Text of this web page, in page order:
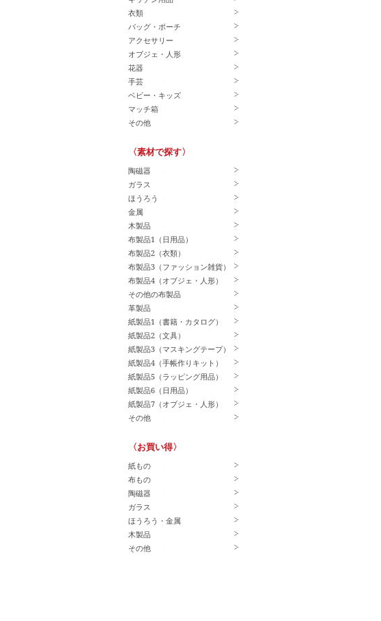
衣類
バッグ・ポーチ
アクセサリー
オブジェ・人形
花器
手芸
ベビー・キッズ
マッチ箱
その他
〈素材で探す〉
陶磁器
ガラス
ほうろう
金属
木製品
布製品1（日用品）
布製品2（衣類）
布製品3（ファッション雑貨）
布製品4（オブジェ・人形）
その他の布製品
革製品
紙製品1（書籍・カタログ）
紙製品2（文具）
紙製品3（マスキングテープ）
紙製品4（手帳作りキット）
紙製品5（ラッピング用品）
紙製品6（日用品）
紙製品7（オブジェ・人形）
その他
〈お買い得〉
紙もの
布もの
陶磁器
ガラス
ほうろう・金属
木製品
その他